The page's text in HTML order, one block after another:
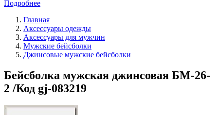
Подробнее
Главная
Аксессуары одежды
Аксессуары для мужчин
Мужские бейсболки
Джинсовые мужские бейсболки
Бейсболка мужская джинсовая БМ-26-
2 /Код gj-083219